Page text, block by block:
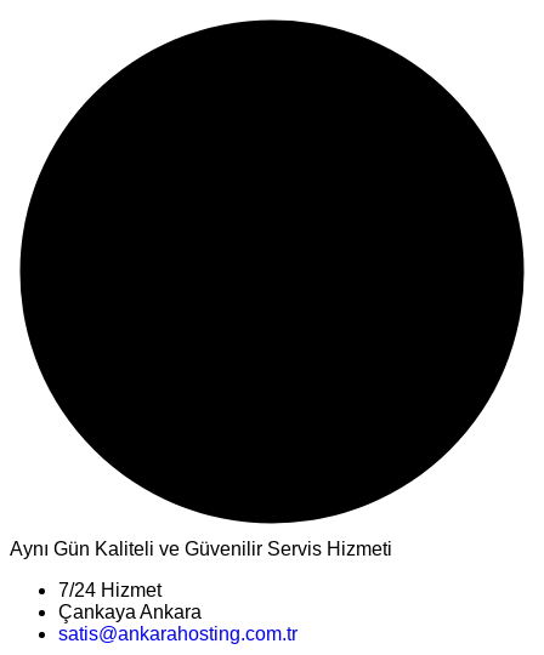
Aynı Gün Kaliteli ve Güvenilir Servis Hizmeti
7/24 Hizmet
Çankaya Ankara
satis@ankarahosting.com.tr